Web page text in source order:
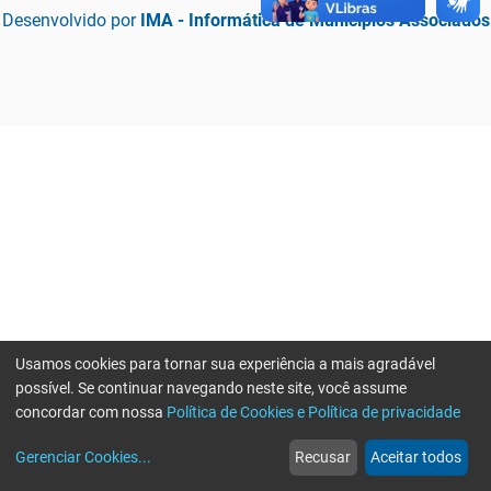
Desenvolvido por IMA - Informática de Municípios Associados
web
Notícias
more_horiz
Mais
Usamos cookies para tornar sua experiência a mais agradável
possível. Se continuar navegando neste site, você assume
concordar com nossa Política de Cookies e Política de privacidade
Gerenciar Cookies... Recusar Aceitar todos
Erro ao enviar informações, por favor tente novamente